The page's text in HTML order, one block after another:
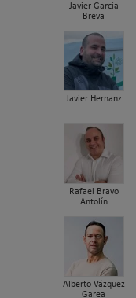
Javier García
Breva
Javier Hernanz
Rafael Bravo
Antolín
Alberto Vázquez
Garea